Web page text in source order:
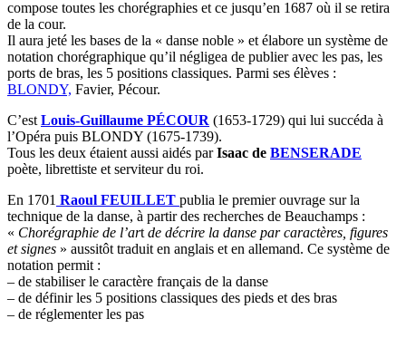
compose toutes les chorégraphies et ce jusqu’en 1687 où il se retira
de la cour.
Il aura jeté les bases de la « danse noble » et élabore un système de
notation chorégraphique qu’il négligea de publier avec les pas, les
ports de bras, les 5 positions classiques. Parmi ses élèves :
BLONDY, Favier, Pécour.
C’est Louis-Guillaume PÉCOUR (1653-1729) qui lui succéda à
l’Opéra puis BLONDY (1675-1739).
Tous les deux étaient aussi aidés parIsaac de BENSERADE
poète, librettiste et serviteur du roi.
En 1701 Raoul FEUILLET publia le premier ouvrage sur la
technique de la danse, à partir des recherches de Beauchamps :
« Chorégraphie de l’art de décrire la danse par caractères, figures
et signes » aussitôt traduit en anglais et en allemand. Ce système de
notation permit :
– de stabiliser le caractère français de la danse
– de définir les 5 positions classiques des pieds et des bras
– de réglementer les pas